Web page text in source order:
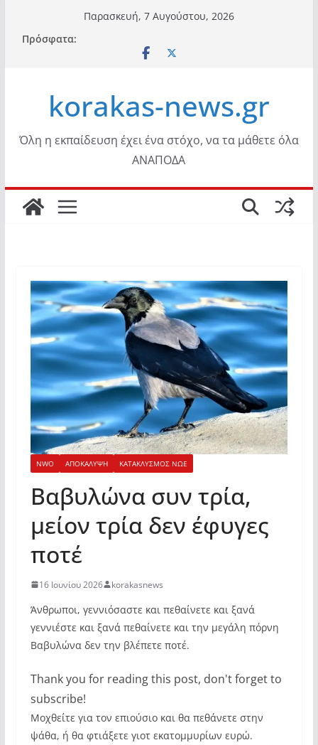
περιεχόμενο
Παρασκευή, 7 Αυγούστου, 2026
Πρόσφατα:
korakas-news.gr
Όλη η εκπαίδευση έχει ένα στόχο, να τα μάθετε όλα
ΑΝΑΠΟΔΑ
NWO ΑΠΟΚΑΛΥΨΗ ΚΑΤΑΚΛΥΣΜΟΣ ΝΩΕ
Βαβυλώνα συν τρία,
μείον τρία δεν έφυγες
ποτέ
16 Ιουνίου 2026 korakasnews
Άνθρωποι, γεννιόσαστε και πεθαίνετε και ξανά
γεννιέστε και ξανά πεθαίνετε και την μεγάλη πόρνη
Βαβυλώνα δεν την βλέπετε ποτέ.
Thank you for reading this post, don't forget to
subscribe!
Μοχθείτε για τον επιούσιο και θα πεθάνετε στην
ψάθα, ή θα φτιάξετε γιοτ εκατομμυρίων ευρώ.